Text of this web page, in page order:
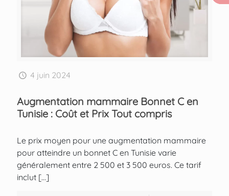
4 juin 2024
Augmentation mammaire Bonnet C en
Tunisie : Coût et Prix Tout compris
Le prix moyen pour une augmentation mammaire
pour atteindre un bonnet C en Tunisie varie
généralement entre 2 500 et 3 500 euros. Ce tarif
inclut […]